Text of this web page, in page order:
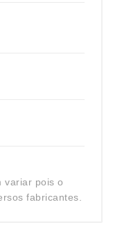
variar pois o
fabricantes.